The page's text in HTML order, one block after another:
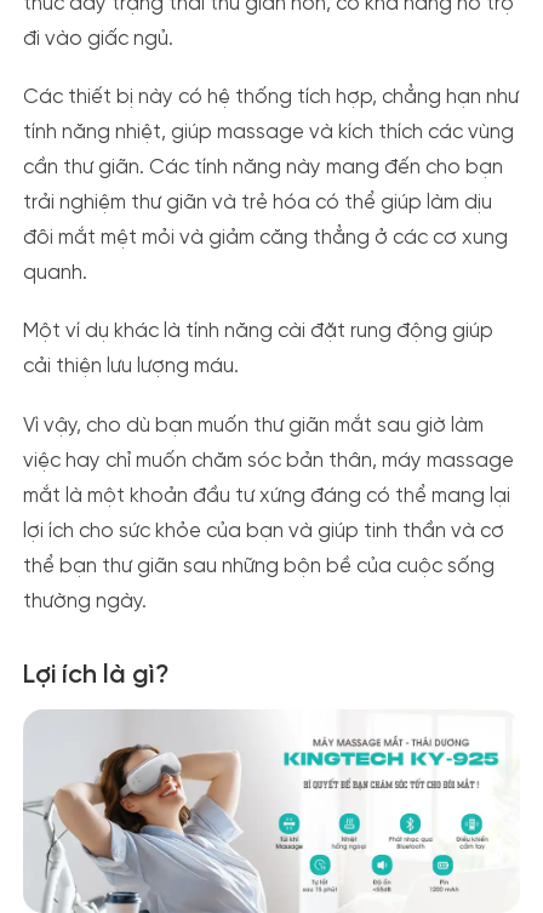
thúc đẩy trạng thái thư giãn hơn, có khả năng hỗ trợ
đi vào giấc ngủ.
Các thiết bị này có hệ thống tích hợp, chẳng hạn như
tính năng nhiệt, giúp massage và kích thích các vùng
cần thư giãn. Các tính năng này mang đến cho bạn
trải nghiệm thư giãn và trẻ hóa có thể giúp làm dịu
đôi mắt mệt mỏi và giảm căng thẳng ở các cơ xung
quanh.
Một ví dụ khác là tính năng cài đặt rung động giúp
cải thiện lưu lượng máu.
Vì vậy, cho dù bạn muốn thư giãn mắt sau giờ làm
việc hay chỉ muốn chăm sóc bản thân, máy massage
mắt là một khoản đầu tư xứng đáng có thể mang lại
lợi ích cho sức khỏe của bạn và giúp tinh thần và cơ
thể bạn thư giãn sau những bộn bề của cuộc sống
thường ngày.
Lợi ích là gì?